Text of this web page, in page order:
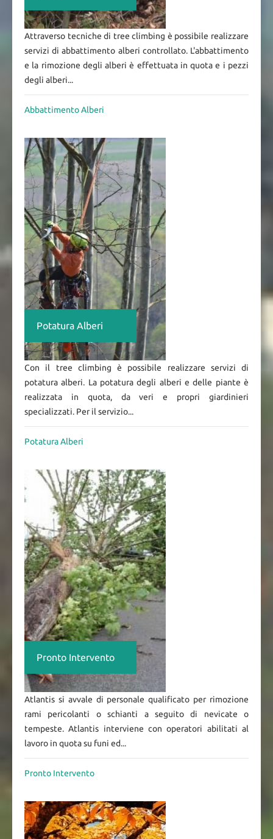
Attraverso tecniche di tree climbing è possibile realizzare
servizi di abbattimento alberi controllato. L'abbattimento
e la rimozione degli alberi è effettuata in quota e i pezzi
degli alberi...
Abbattimento Alberi
Potatura Alberi
Con il tree climbing è possibile realizzare servizi di
potatura alberi. La potatura degli alberi e delle piante è
realizzata in quota, da veri e propri giardinieri
specializzati. Per il servizio...
Potatura Alberi
Pronto Intervento
Atlantis si avvale di personale qualificato per rimozione
rami pericolanti o schianti a seguito di nevicate o
tempeste. Atlantis interviene con operatori abilitati al
lavoro in quota su funi ed...
Pronto Intervento